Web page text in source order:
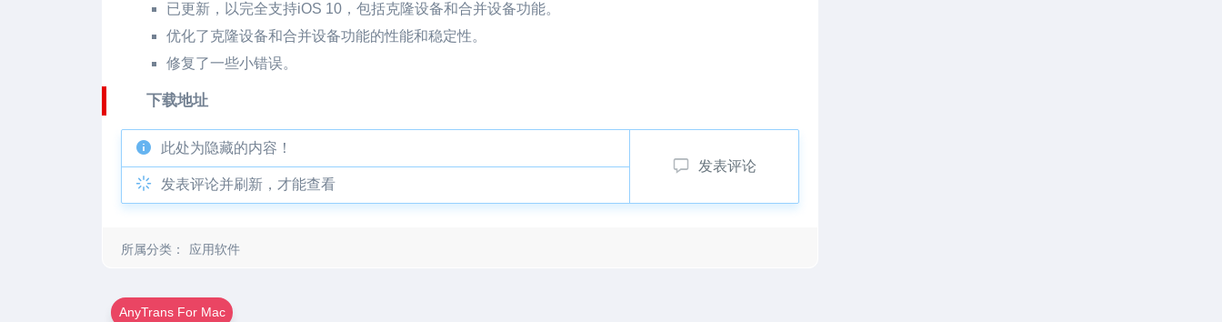
已更新，以完全支持iOS 10，包括克隆设备和合并设备功能。
优化了克隆设备和合并设备功能的性能和稳定性。
修复了一些小错误。
下载地址
此处为隐藏的内容！
发表评论并刷新，才能查看
发表评论
所属分类： 应用软件
AnyTrans For Mac